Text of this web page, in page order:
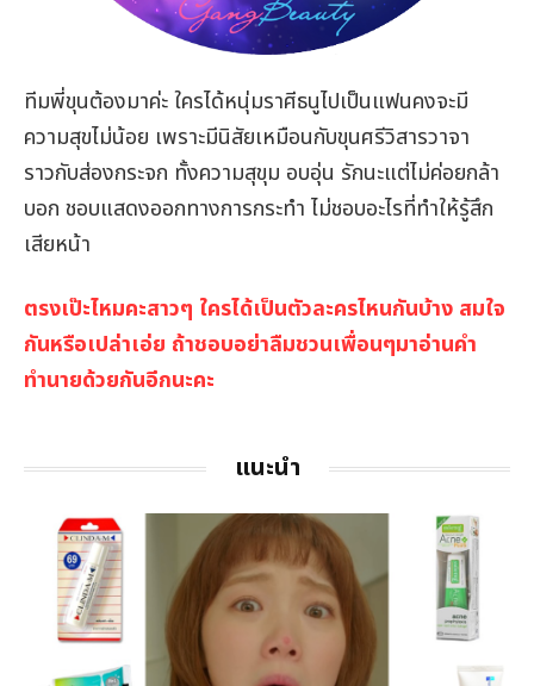
ทีมพี่ขุนต้องมาค่ะ ใครได้หนุ่มราศีธนูไปเป็นแฟนคงจะมี
ความสุขไม่น้อย เพราะมีนิสัยเหมือนกับขุนศรีวิสารวาจา
ราวกับส่องกระจก ทั้งความสุขุม อบอุ่น รักนะแต่ไม่ค่อยกล้า
บอก ชอบแสดงออกทางการกระทำ ไม่ชอบอะไรที่ทำให้รู้สึก
เสียหน้า
ตรงเป๊ะไหมคะสาวๆ ใครได้เป็นตัวละครไหนกันบ้าง สมใจ
กันหรือเปล่าเอ่ย ถ้าชอบอย่าลืมชวนเพื่อนๆมาอ่านคำ
ทำนายด้วยกันอีกนะคะ
แนะนำ